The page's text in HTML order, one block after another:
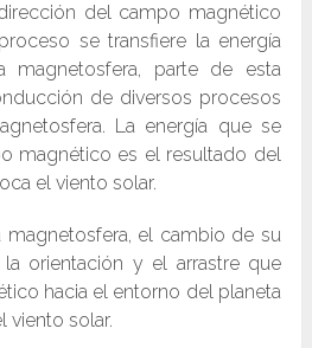
del campo magnético
se transfiere la energía
parte de esta
de diversos procesos
La energía que se
magnético es el resultado del
el viento solar.
el cambio de su
la orientación y el arrastre que
hacia el entorno del planeta
viento solar.